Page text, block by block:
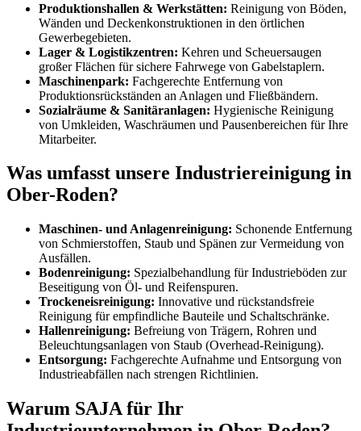
Produktionshallen & Werkstätten: Reinigung von Böden,
Wänden und Deckenkonstruktionen in den örtlichen
Gewerbegebieten.
Lager & Logistikzentren: Kehren und Scheuersaugen
großer Flächen für sichere Fahrwege von Gabelstaplern.
Maschinenpark: Fachgerechte Entfernung von
Produktionsrückständen an Anlagen und Fließbändern.
Sozialräume & Sanitäranlagen: Hygienische Reinigung
von Umkleiden, Waschräumen und Pausenbereichen für Ihre
Mitarbeiter.
Was umfasst unsere Industriereinigung in
Ober-Roden?
Maschinen- und Anlagenreinigung: Schonende Entfernung
von Schmierstoffen, Staub und Spänen zur Vermeidung von
Ausfällen.
Bodenreinigung: Spezialbehandlung für Industrieböden zur
Beseitigung von Öl- und Reifenspuren.
Trockeneisreinigung: Innovative und rückstandsfreie
Reinigung für empfindliche Bauteile und Schaltschränke.
Hallenreinigung: Befreiung von Trägern, Rohren und
Beleuchtungsanlagen von Staub (Overhead-Reinigung).
Entsorgung: Fachgerechte Aufnahme und Entsorgung von
Industrieabfällen nach strengen Richtlinien.
Warum SAJA für Ihr